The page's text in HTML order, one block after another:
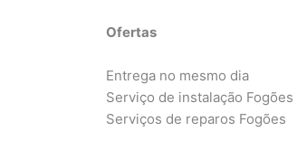
Ofertas
Entrega no mesmo dia
Serviço de instalação Fogões
Serviços de reparos Fogões